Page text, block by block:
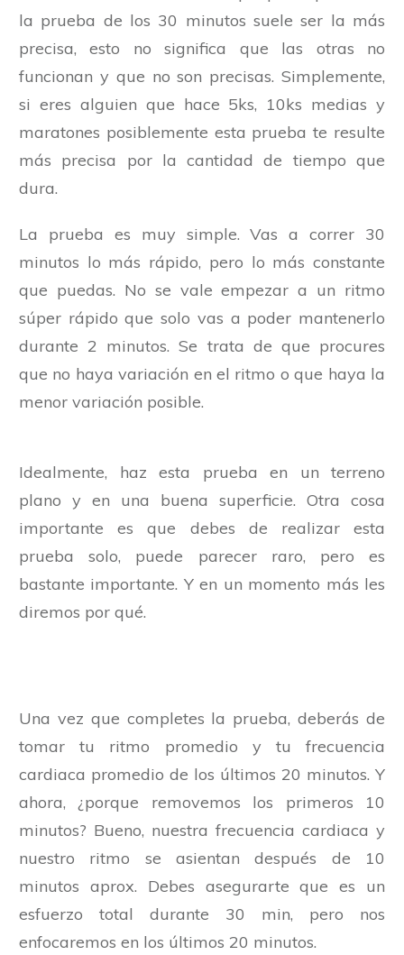
la prueba de los 30 minutos suele ser la más
precisa, esto no significa que las otras no
funcionan y que no son precisas. Simplemente,
si eres alguien que hace 5ks, 10ks medias y
maratones posiblemente esta prueba te resulte
más precisa por la cantidad de tiempo que
dura.
La prueba es muy simple. Vas a correr 30
minutos lo más rápido, pero lo más constante
que puedas. No se vale empezar a un ritmo
súper rápido que solo vas a poder mantenerlo
durante 2 minutos. Se trata de que procures
que no haya variación en el ritmo o que haya la
menor variación posible.
Idealmente, haz esta prueba en un terreno
plano y en una buena superficie. Otra cosa
importante es que debes de realizar esta
prueba solo, puede parecer raro, pero es
bastante importante. Y en un momento más les
diremos por qué.
Una vez que completes la prueba, deberás de
tomar tu ritmo promedio y tu frecuencia
cardiaca promedio de los últimos 20 minutos. Y
ahora, ¿porque removemos los primeros 10
minutos? Bueno, nuestra frecuencia cardiaca y
nuestro ritmo se asientan después de 10
minutos aprox. Debes asegurarte que es un
esfuerzo total durante 30 min, pero nos
enfocaremos en los últimos 20 minutos.